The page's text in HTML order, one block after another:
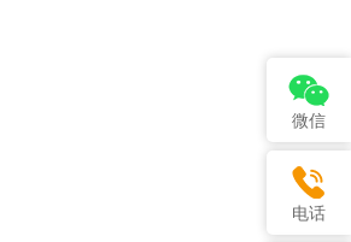
微信
电话